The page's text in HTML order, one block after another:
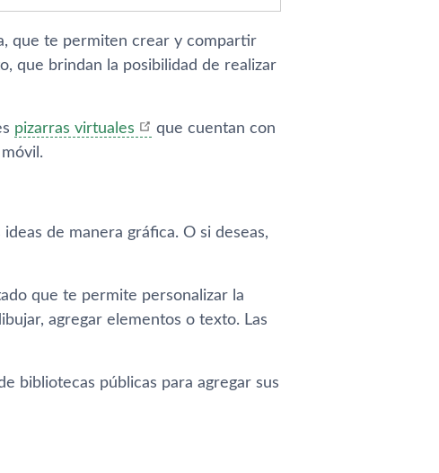
que te permiten crear y compartir
que brindan la posibilidad de realizar
pizarras virtuales
que cuentan con
de manera gráfica. O si deseas,
que te permite personalizar la
agregar elementos o texto. Las
bibliotecas públicas para agregar sus